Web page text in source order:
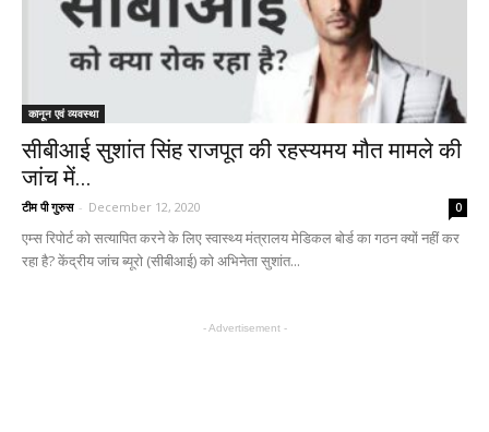
कानून एवं व्यवस्था
सीबीआई सुशांत सिंह राजपूत की रहस्यमय मौत मामले की
जांच में...
टीम पी गुरुस - December 12, 2020 0
एम्स रिपोर्ट को सत्यापित करने के लिए स्वास्थ्य मंत्रालय मेडिकल बोर्ड का गठन क्यों नहीं कर
रहा है? केंद्रीय जांच ब्यूरो (सीबीआई) को अभिनेता सुशांत...
- Advertisement -